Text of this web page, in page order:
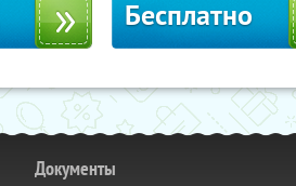
Бесплатно
Документы